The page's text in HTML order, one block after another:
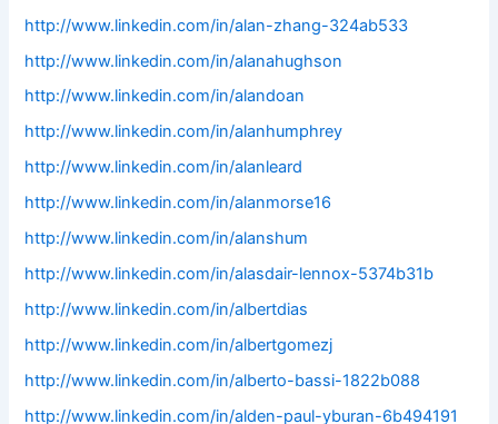
http://www.linkedin.com/in/alan-zhang-324ab533
http://www.linkedin.com/in/alanahughson
http://www.linkedin.com/in/alandoan
http://www.linkedin.com/in/alanhumphrey
http://www.linkedin.com/in/alanleard
http://www.linkedin.com/in/alanmorse16
http://www.linkedin.com/in/alanshum
http://www.linkedin.com/in/alasdair-lennox-5374b31b
http://www.linkedin.com/in/albertdias
http://www.linkedin.com/in/albertgomezj
http://www.linkedin.com/in/alberto-bassi-1822b088
http://www.linkedin.com/in/alden-paul-yburan-6b494191